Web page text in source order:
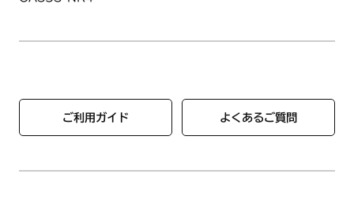
注）株式会社ノーリツコンタクトセンターに機種確認・交換作
業をご依頼された場合の費用は、訪問時に別途請求となります
ご利用ガイド よくあるご質問